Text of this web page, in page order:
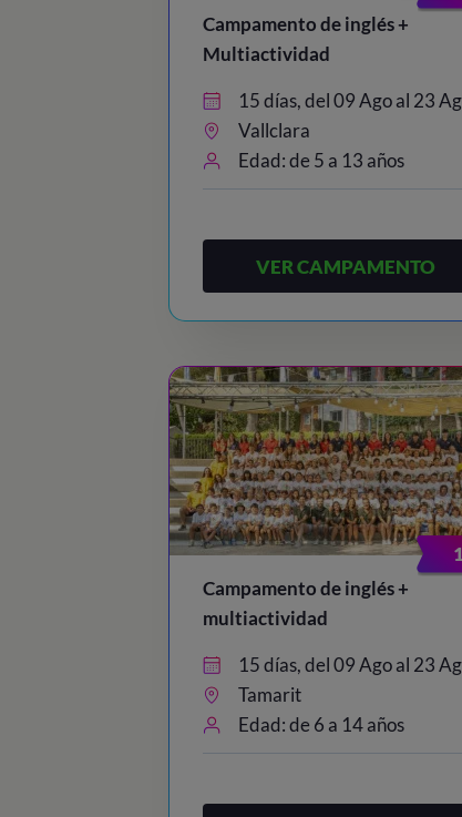
Campamento de inglés +
Multiactividad
15 días, del 09 Ago al 23
Vallclara
Edad: de 5 a 13 años
VER CAMPAMENTO
Campamento de inglés +
multiactividad
15 días, del 09 Ago al 23
Tamarit
Edad: de 6 a 14 años